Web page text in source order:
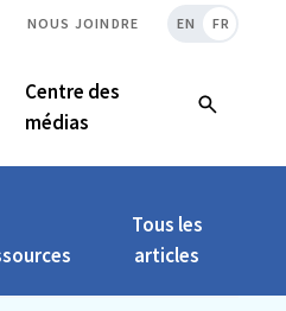
NOUS JOINDRE EN FR
Centre des
médias
Tous les
articles